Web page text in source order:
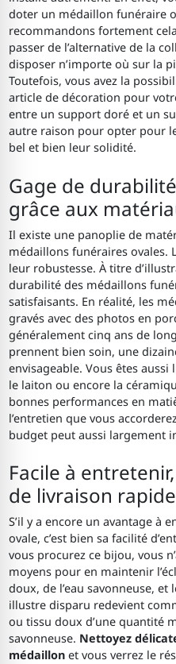
doter un médaillon funéraire
recommandons fortement
passer de l’alternative de la
disposer n’importe où sur la
Toutefois, vous avez la
article de décoration pour
entre un support doré et un
autre raison pour opter pour
bel et bien leur solidité.
Gage de
grâce aux
Il existe une panoplie de
médaillons funéraires ovales.
leur robustesse. À titre
durabilité des médaillons
satisfaisants. En réalité, les
gravés avec des photos en
généralement cinq ans de
prennent bien soin, une
envisageable. Vous êtes
le laiton ou encore la
bonnes performances en
l’entretien que vous
budget peut aussi largement
Facile à
de livraison rapide
S’il y a encore un avantage à
ovale, c’est bien sa facilité
vous procurez ce bijou, vous
moyens pour en maintenir
doux, de l’eau savonneuse,
illustre disparu redevient
ou tissu doux d’une quantité
savonneuse. Nettoyez
médaillon et vous verrez le